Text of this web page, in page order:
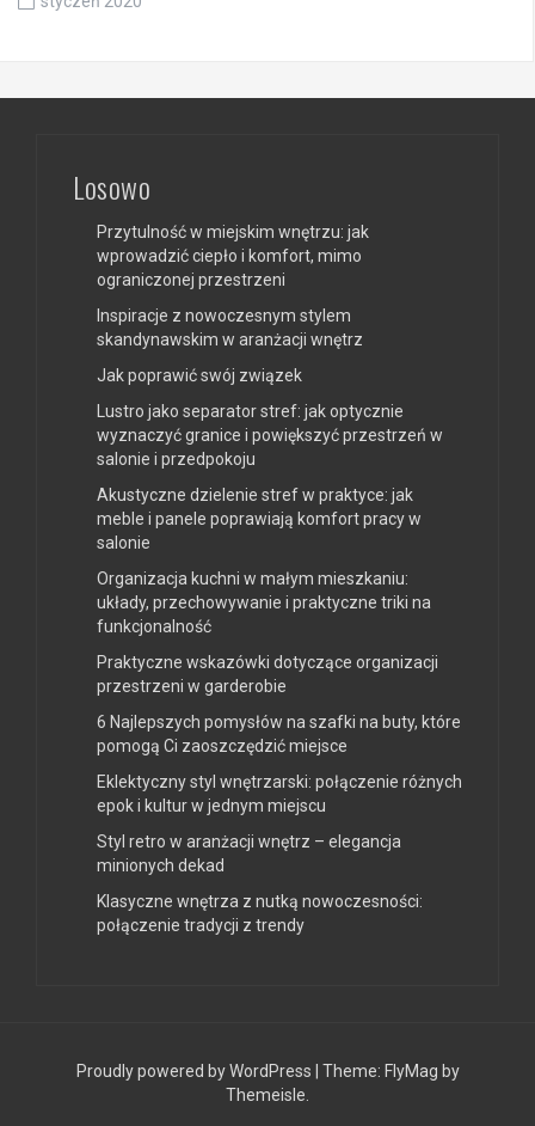
Losowo
Przytulność w miejskim wnętrzu: jak
wprowadzić ciepło i komfort, mimo
ograniczonej przestrzeni
Inspiracje z nowoczesnym stylem
skandynawskim w aranżacji wnętrz
Jak poprawić swój związek
Lustro jako separator stref: jak optycznie
wyznaczyć granice i powiększyć przestrzeń w
salonie i przedpokoju
Akustyczne dzielenie stref w praktyce: jak
meble i panele poprawiają komfort pracy w
salonie
Organizacja kuchni w małym mieszkaniu:
układy, przechowywanie i praktyczne triki na
funkcjonalność
Praktyczne wskazówki dotyczące organizacji
przestrzeni w garderobie
6 Najlepszych pomysłów na szafki na buty, które
pomogą Ci zaoszczędzić miejsce
Eklektyczny styl wnętrzarski: połączenie różnych
epok i kultur w jednym miejscu
Styl retro w aranżacji wnętrz – elegancja
minionych dekad
Klasyczne wnętrza z nutką nowoczesności:
połączenie tradycji z trendy
Proudly powered by WordPress Theme: FlyMag by
Themeisle.